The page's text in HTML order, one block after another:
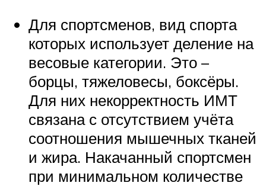
Для спортсменов, вид спорта
которых использует деление на
весовые категории. Это –
борцы, тяжеловесы, боксёры.
Для них некорректность ИМТ
связана с отсутствием учёта
соотношения мышечных тканей
и жира. Накачанный спортсмен
при минимальном количестве